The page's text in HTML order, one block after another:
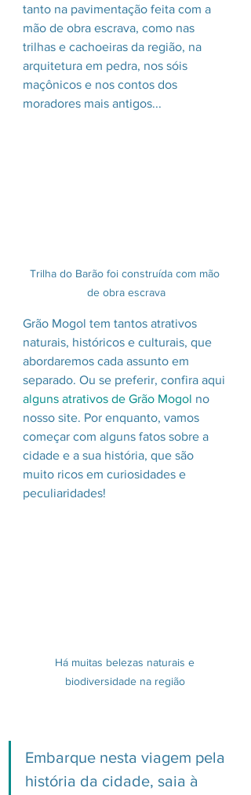
tanto na pavimentação feita com a
mão de obra escrava, como nas
trilhas e cachoeiras da região, na
arquitetura em pedra, nos sóis
maçônicos e nos contos dos
moradores mais antigos...
Trilha do Barão foi construída com mão
de obra escrava
Grão Mogol tem tantos atrativos
naturais, históricos e culturais, que
abordaremos cada assunto em
separado. Ou se preferir, confira aqui
alguns atrativos de Grão Mogol no
nosso site. Por enquanto, vamos
começar com alguns fatos sobre a
cidade e a sua história, que são
muito ricos em curiosidades e
peculiaridades!
Há muitas belezas naturais e
biodiversidade na região
Embarque nesta viagem pela
história da cidade, saia à